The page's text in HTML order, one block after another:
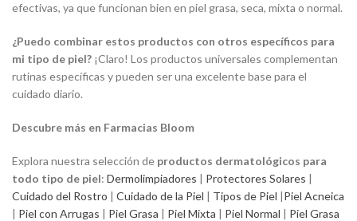
efectivas, ya que funcionan bien en piel grasa, seca, mixta o normal.
¿Puedo combinar estos productos con otros específicos para
mi tipo de piel? ¡Claro! Los productos universales complementan
rutinas específicas y pueden ser una excelente base para el
cuidado diario.
Descubre más en Farmacias Bloom
Explora nuestra selección de productos dermatológicos para
todo tipo de piel: Dermolimpiadores | Protectores Solares |
Cuidado del Rostro | Cuidado de la Piel | Tipos de Piel |Piel Acneica
| Piel con Arrugas | Piel Grasa | Piel Mixta | Piel Normal | Piel Grasa